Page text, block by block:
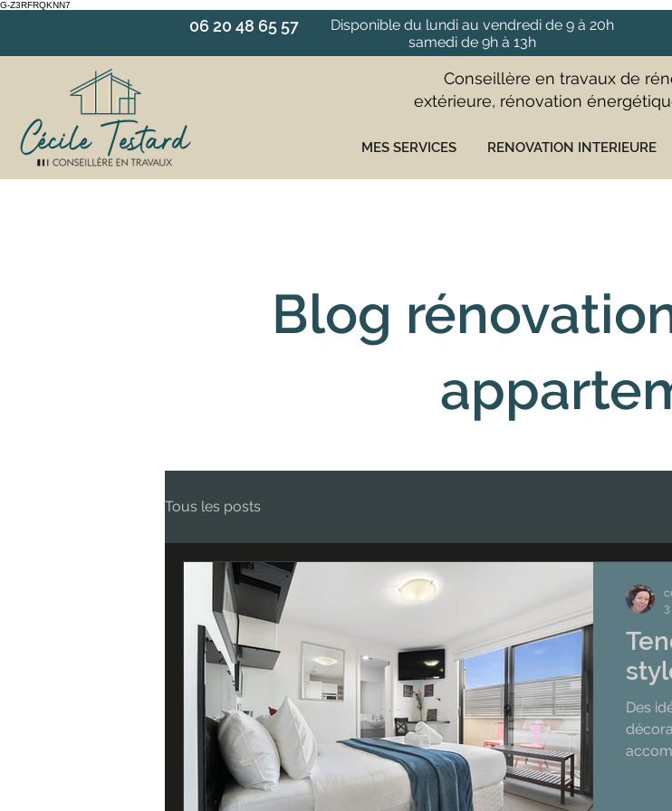
G-Z3RFRQKNN7
06 20 48 65 57
Disponible du lundi au vendredi de 9 à 20h
samedi de 9h à 13h
Conseillère en travaux de
extérieure, rénovation
MES SERVICES RENOVATION INTERIEURE
Blog
Tous les posts
Des